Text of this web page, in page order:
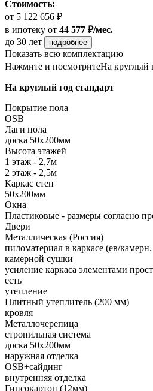
Стоимость:
от 5 122 656 ₽
в ипотеку от 44 577 ₽/мес.
до 30 лет
подробнее
Показать всю комплектацию
Нажмите и посмотритеНа круглый
На круглый год стандарт
Покрытие пола
OSB
Лаги пола
доска 50х200мм
Высота этажей
1 этаж - 2,7м
2 этаж - 2,5м
Каркас стен
50х200мм
Окна
Пластиковые - размеры согласно
Двери
Металлическая (Россия)
пиломатериал в каркасе (ев/
камерной сушки
усиление каркаса элементами
есть
утепление
Плитный утеплитель (200 мм)
кровля
Металлочерепица
стропильная система
доска 50х200мм
наружная отделка
OSB+сайдинг
внутренняя отделка
Гипсокартон (12мм)